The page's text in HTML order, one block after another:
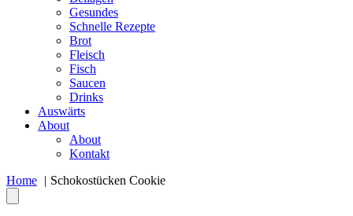
Gesundes
Schnelle Rezepte
Brot
Fleisch
Fisch
Saucen
Drinks
Auswärts
About
About
Kontakt
Home
Schokostücken Cookie